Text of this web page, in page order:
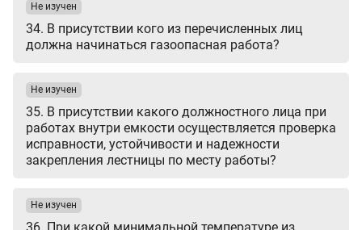
34. В присутствии кого из перечисленных лиц
должна начинаться газоопасная работа?
Не изучен
35. В присутствии какого должностного лица при
работах внутри емкости осуществляется проверка
исправности, устойчивости и надежности
закрепления лестницы по месту работы?
Не изучен
Не изучен